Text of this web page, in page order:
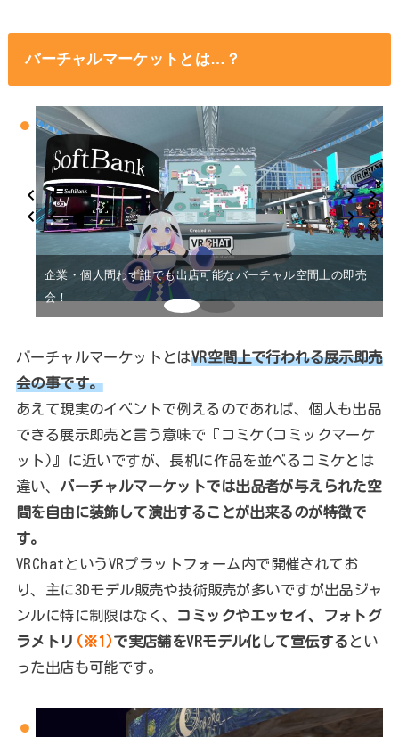
バーチャルマーケットとは…？
企業・個人問わず誰でも出店可能なバーチャル空間上の即売
会！
バーチャルマーケットとはVR空間上で行われる展示即売
会の事です。
あえて現実のイベントで例えるのであれば、個人も出品
できる展示即売と言う意味で『コミケ(コミックマーケ
ット)』に近いですが、長机に作品を並べるコミケとは
違い、 バーチャルマーケットでは出品者が与えられた空
間を自由に装飾して演出することが出来るのが特徴で
す。
VRChatというVRプラットフォーム内で開催されてお
り、主に3Dモデル販売や技術販売が多いですが出品ジャ
ンルに特に制限はなく、 コミックやエッセイ、フォトグ
ラメトリ (※1)で実店舗をVRモデル化して宣伝する とい
った出店も可能です。